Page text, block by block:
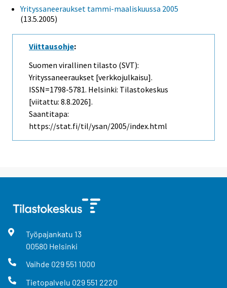
Yrityssaneeraukset tammi-maaliskuussa 2005
(13.5.2005)
Viittausohje:
Suomen virallinen tilasto (SVT):
Yrityssaneeraukset [verkkojulkaisu].
ISSN=1798-5781. Helsinki: Tilastokeskus
[viitattu: 8.8.2026].
Saantitapa:
https://stat.fi/til/ysan/2005/index.html
Työpajankatu 13
00580 Helsinki
Vaihde 029 551 1000
Tietopalvelu 029 551 2220